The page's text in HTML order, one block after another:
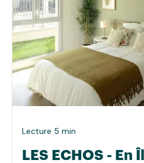
Lecture 5 min
LES ECHOS - En